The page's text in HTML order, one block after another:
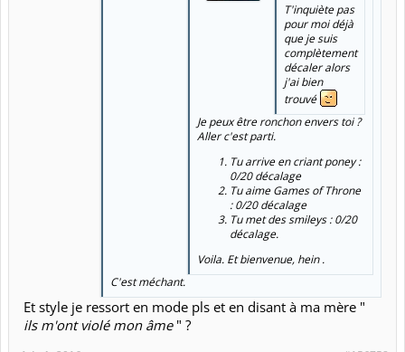
T'inquiète pas
pour moi déjà
que je suis
complètement
décaler alors
j'ai bien
trouvé
Je peux être ronchon envers toi ?
Aller c'est parti.
Tu arrive en criant poney :
0/20 décalage
Tu aime Games of Throne
: 0/20 décalage
Tu met des smileys : 0/20
décalage.
Voila. Et bienvenue, hein .
C'est méchant.
Et style je ressort en mode pls et en disant à ma mère "
ils m'ont violé mon âme " ?